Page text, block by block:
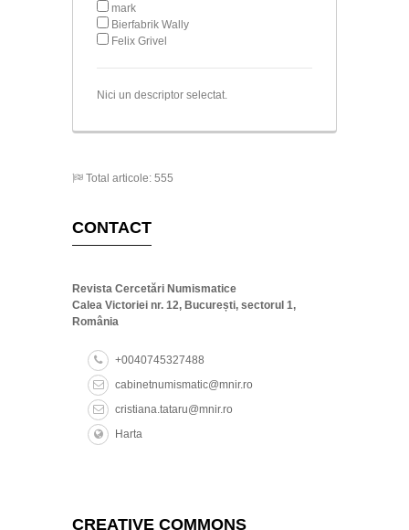
mark
Bierfabrik Wally
Felix Grivel
Nici un descriptor selectat.
Total articole: 555
CONTACT
Revista Cercetări Numismatice
Calea Victoriei nr. 12, București, sectorul 1,
România
+0040745327488
cabinetnumismatic@mnir.ro
cristiana.tataru@mnir.ro
Harta
CREATIVE COMMONS